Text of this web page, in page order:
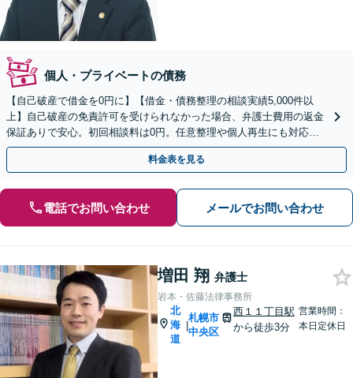
個人・プライベートの債務
【自己破産で借金を0円に】【借金・債務整理の相談実績5,000件以
上】自己破産の免責許可を受けられなかった場合、弁護士費用の返金
保証ありで安心。初回相談料は0円。任意整理や個人再生にも対応
【土日祝日・夜間も相談受付】【費用の分割払い可】
料金表を見る
電話でお問い合わせ メールでお問い合わせ
増田 翔 弁護士
岩本・佐藤法律事務所
北
海
道
|
札幌市
中央区
西１１丁目駅
から徒歩3分
営業時間：
本日定休日